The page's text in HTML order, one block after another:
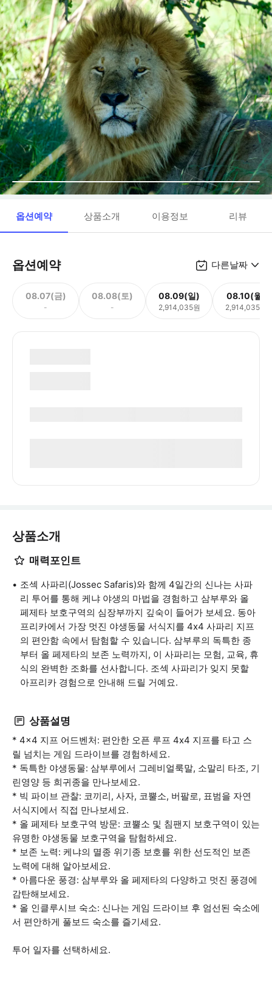
옵션예약 상품소개 이용정보 리뷰
옵션예약 다른날짜
08.07(금)
-
08.08(토)
-
08.09(일)
2,914,035원
08.10(월)
2,914,035원
상품소개
매력포인트
조섹 사파리(Jossec Safaris)와 함께 4일간의 신나는 사파
리 투어를 통해 케냐 야생의 마법을 경험하고 삼부루와 올
페제타 보호구역의 심장부까지 깊숙이 들어가 보세요. 동아
프리카에서 가장 멋진 야생동물 서식지를 4x4 사파리 지프
의 편안함 속에서 탐험할 수 있습니다. 삼부루의 독특한 종
부터 올 페제타의 보존 노력까지, 이 사파리는 모험, 교육, 휴
식의 완벽한 조화를 선사합니다. 조섹 사파리가 잊지 못할
아프리카 경험으로 안내해 드릴 거예요.
상품설명
* 4x4 지프 어드벤처: 편안한 오픈 루프 4x4 지프를 타고 스
릴 넘치는 게임 드라이브를 경험하세요.
* 독특한 야생동물: 삼부루에서 그레비얼룩말, 소말리 타조, 기
린영양 등 희귀종을 만나보세요.
* 빅 파이브 관찰: 코끼리, 사자, 코뿔소, 버팔로, 표범을 자연
서식지에서 직접 만나보세요.
* 올 페제타 보호구역 방문: 코뿔소 및 침팬지 보호구역이 있는
유명한 야생동물 보호구역을 탐험하세요.
* 보존 노력: 케냐의 멸종 위기종 보호를 위한 선도적인 보존
노력에 대해 알아보세요.
* 아름다운 풍경: 삼부루와 올 페제타의 다양하고 멋진 풍경에
감탄해보세요.
* 올 인클루시브 숙소: 신나는 게임 드라이브 후 엄선된 숙소에
서 편안하게 풀보드 숙소를 즐기세요.
투어 일자를 선택하세요.